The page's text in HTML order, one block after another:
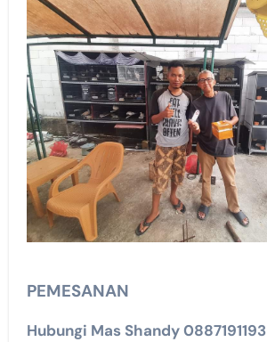
PEMESANAN
Hubungi Mas Shandy